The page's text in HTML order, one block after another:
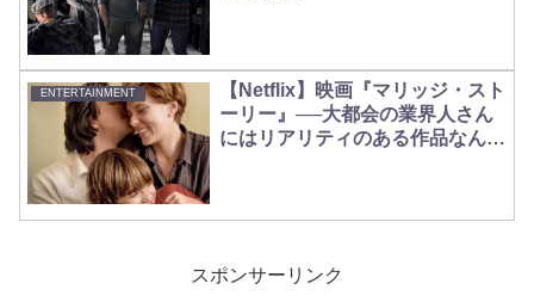
ENTERTAINMENT
【Netflix】映画『マリッジ・スト
ーリー』──大都会の業界人さん
にはリアリティのある作品なんで
スポンサーリンク